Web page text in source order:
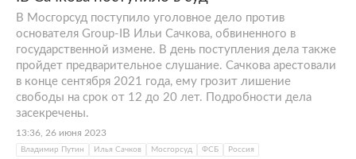
Компания также укрепила свои позиции в
сегменте противодействия финансовому
мошенничеству — эксперты отметили
технологический потенциал Group-IB в
отчете Leadership Compass Report — FRIP за
2021 год.
В Мосгорсуд поступило уголовное дело против
основателя Group-IB Ильи Сачкова, обвиненного в
государственной измене. В день поступления дела также
пройдет предварительное слушание. Сачкова арестовали
в конце сентября 2021 года, ему грозит лишение
свободы на срок от 12 до 20 лет. Подробности дела
засекречены.
13:36, 26 июня 2023
Владимир Путин Илья Сачков Мосгорсуд ФСБ Россия